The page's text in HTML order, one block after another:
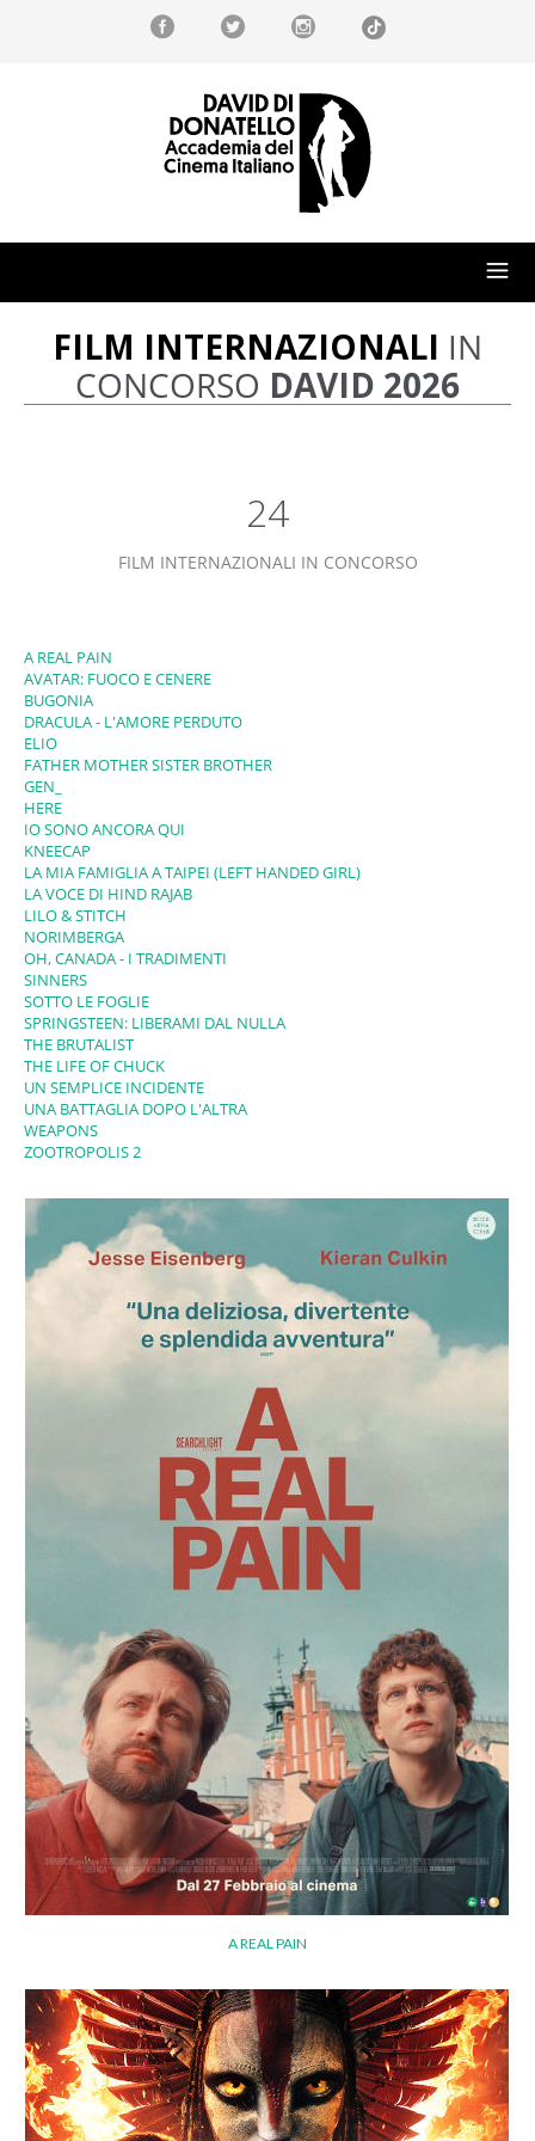
FILM INTERNAZIONALI IN
CONCORSO DAVID 2026
24
FILM INTERNAZIONALI IN CONCORSO
A REAL PAIN
AVATAR: FUOCO E CENERE
BUGONIA
DRACULA - L'AMORE PERDUTO
ELIO
FATHER MOTHER SISTER BROTHER
GEN_
HERE
IO SONO ANCORA QUI
KNEECAP
LA MIA FAMIGLIA A TAIPEI (LEFT HANDED GIRL)
LA VOCE DI HIND RAJAB
LILO & STITCH
NORIMBERGA
OH, CANADA - I TRADIMENTI
SINNERS
SOTTO LE FOGLIE
SPRINGSTEEN: LIBERAMI DAL NULLA
THE BRUTALIST
THE LIFE OF CHUCK
UN SEMPLICE INCIDENTE
UNA BATTAGLIA DOPO L'ALTRA
WEAPONS
ZOOTROPOLIS 2
A REAL PAIN